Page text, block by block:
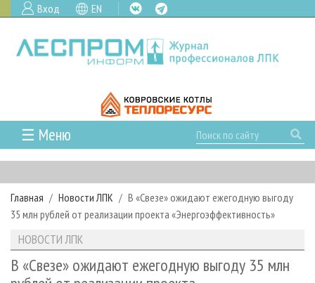
Вход EN
☰ Меню
ГЛАВНАЯ
РУБРИКИ И ТЕМЫ
РУБРИКИ ЖУРНАЛА
ЛЕСОЗАГОТОВКА
ЛЕСОПИЛЕНИЕ
НОВОСТИ
НОВОСТИ ЛПК
НОВОСТИ ЖУРНАЛА
ПРОЕКТЫ ЛПИ
АНАЛИТИКА
ПРЕДПРИЯТИЯ ЛПК
АРХИВ
АРХИВ ЖУРНАЛОВ
Главная Новости ЛПК
В «Свезе» ожидают ежегодную выгоду
35 млн рублей от реализации проекта «Энергоэффективность»
НОВОСТИ ЛПК
В «Свезе» ожидают ежегодную выгоду 35 млн